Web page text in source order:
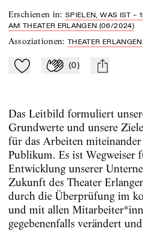
Erschienen in:SPIELEN, WAS IST –
AM THEATER ERLANGEN (06/2024)
Assoziationen:THEATER ERLANGEN
Zu Mein-TdZ hinzufügen
Applaudieren
(0) mail
Das Leitbild formuliert
Grundwerte und unsere
für das Arbeiten
Publikum. Es ist Wegweiser
Entwicklung unserer
Zukunft des Theater
durch die Überprüfung im
und mit allen
gegebenenfalls verändert